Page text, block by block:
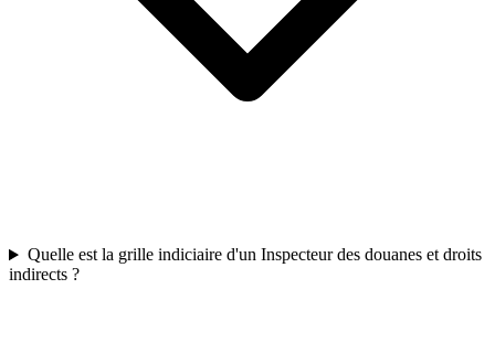
Quelle est la grille indiciaire d'un Inspecteur des douanes et droits
indirects ?